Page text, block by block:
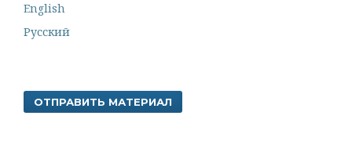
English
Русский
ОТПРАВИТЬ МАТЕРИАЛ